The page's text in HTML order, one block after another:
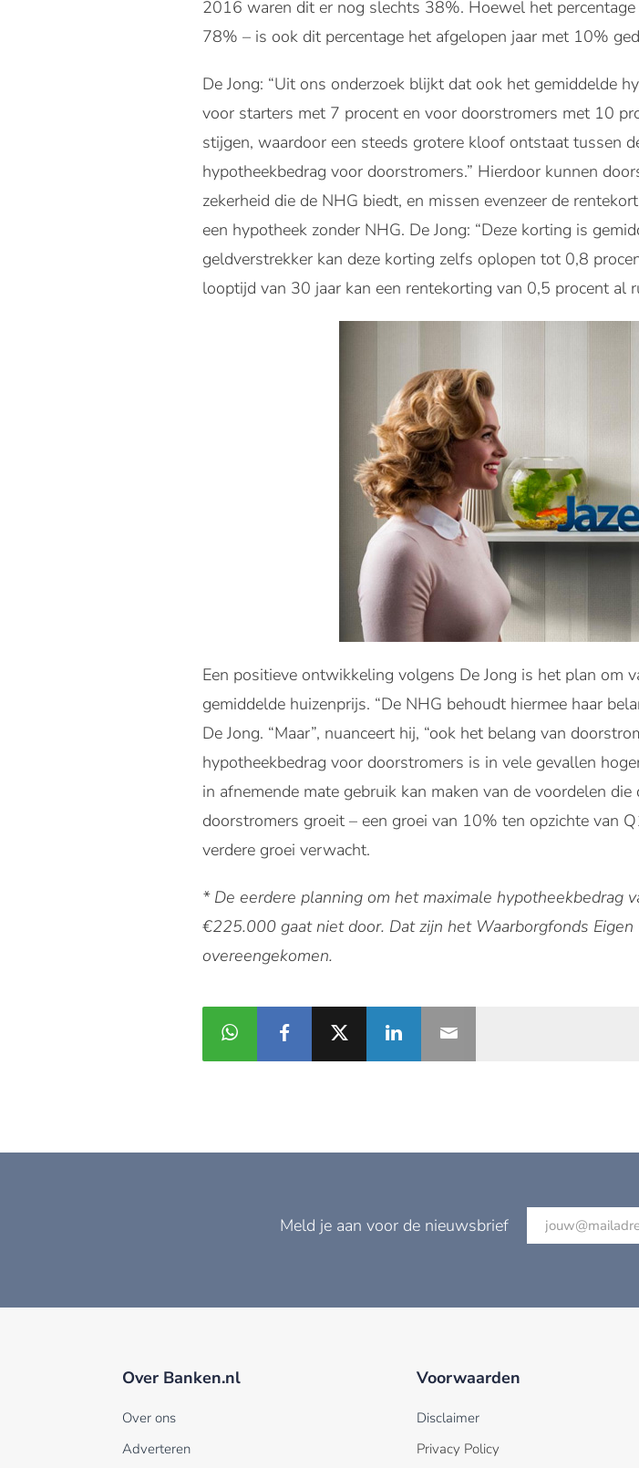
2016 waren dit er nog slechts 38%. Hoewel het
78% – is ook dit percentage het afgelopen jaar met 10%
De Jong: “Uit ons onderzoek blijkt dat ook het gemiddelde
voor starters met 7 procent en voor doorstromers met 10
stijgen, waardoor een steeds grotere kloof ontstaat tussen
hypotheekbedrag voor doorstromers.” Hierdoor kunnen
zekerheid die de NHG biedt, en missen evenzeer de
een hypotheek zonder NHG. De Jong: “Deze korting is
geldverstrekker kan deze korting zelfs oplopen tot 0,8
looptijd van 30 jaar kan een rentekorting van 0,5 procent al
Een positieve ontwikkeling volgens De Jong is het plan om
gemiddelde huizenprijs. “De NHG behoudt hiermee haar
De Jong. “Maar”, nuanceert hij, “ook het belang van
hypotheekbedrag voor doorstromers is in vele gevallen
in afnemende mate gebruik kan maken van de voordelen
doorstromers groeit – een groei van 10% ten opzichte van
verdere groei verwacht.
* De eerdere planning om het maximale hypotheekbedrag
€225.000 gaat niet door. Dat zijn het Waarborgfonds
overeengekomen.
Meld je aan voor de nieuwsbrief
Over Banken.nl
Over ons
Adverteren
Voorwaarden
Disclaimer
Privacy Policy